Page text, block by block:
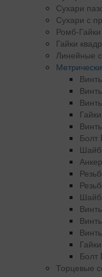
Сухари
Сухари с
Ромб-Гайки
Гайки
Линейные
Гайки
Болт
Болт
Торцевые